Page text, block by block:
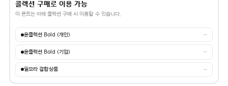
콜렉션 구매로 이용 가능
이 폰트는 아래 콜렉션 구매 시 이용할 수 있습니다.
윤콜렉션 Bold (개인) →
윤콜렉션 Bold (기업) →
필모라 결합상품 →